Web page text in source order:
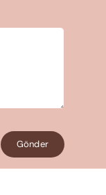
Gönder